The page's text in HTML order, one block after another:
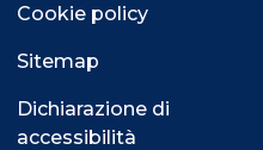
Cookie policy
Sitemap
Dichiarazione di
accessibilità